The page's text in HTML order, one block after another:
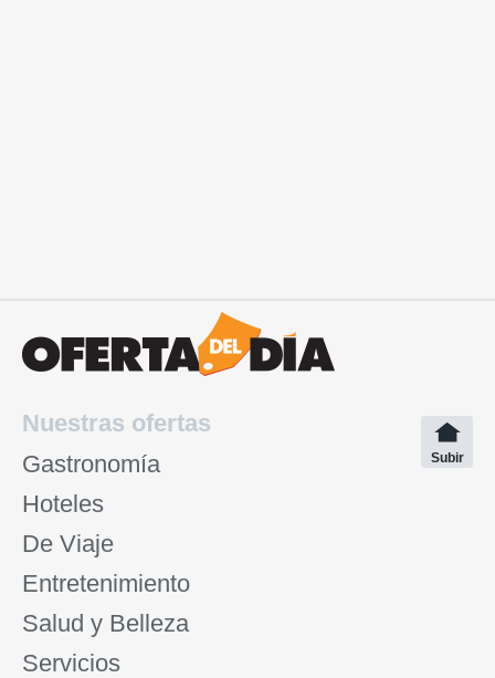
Nuestras ofertas
Gastronomía
Hoteles
De Viaje
Entretenimiento
Salud y Belleza
Servicios
Subir